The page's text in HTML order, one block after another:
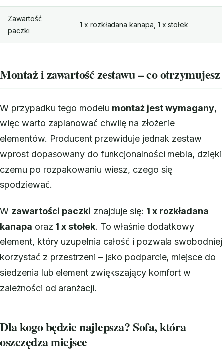
Zawartość
paczki
1 x rozkładana kanapa, 1 x stołek
Montaż i zawartość zestawu – co otrzymujesz
W przypadku tego modelu montaż jest wymagany,
więc warto zaplanować chwilę na złożenie
elementów. Producent przewiduje jednak zestaw
wprost dopasowany do funkcjonalności mebla, dzięki
czemu po rozpakowaniu wiesz, czego się
spodziewać.
W zawartości paczki znajduje się: 1 x rozkładana
kanapa oraz 1 x stołek. To właśnie dodatkowy
element, który uzupełnia całość i pozwala swobodniej
korzystać z przestrzeni – jako podparcie, miejsce do
siedzenia lub element zwiększający komfort w
zależności od aranżacji.
Dla kogo będzie najlepsza? Sofa, która
oszczędza miejsce